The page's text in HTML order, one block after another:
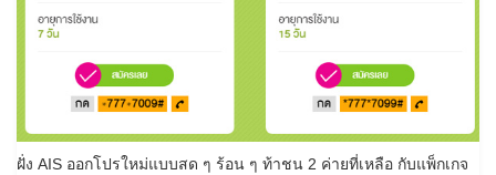
ฝั่ง AIS ออกโปรใหม่แบบสด ๆ ร้อน ๆ ท้าชน 2 ค่ายที่เหลือ กับแพ็กเกจ